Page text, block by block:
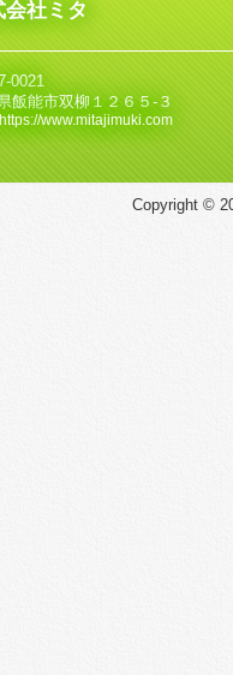
会社ミタ
0021
飯能市双柳１２６５‐３
www.mitajimuki.com
Copyright ©